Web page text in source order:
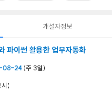
이썬 활용한 업무자동화
08-24 (주 3일)
)
개설자정보